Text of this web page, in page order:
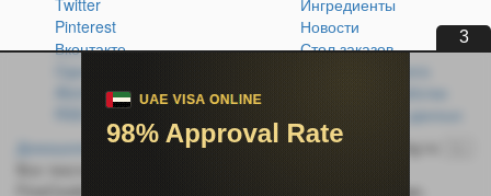
2
Pinterest
Вконтакте
Одноклассники
Новости
Стол заказов
Кулинарная книга
Политика обработки
персональных данных
Домашняя кухня без проблем© 2014-2026 FineCooking.ru
Все тексты и фотографии, опубликованные на сайте
FineCooking.ru, защищены законом об авторском праве.